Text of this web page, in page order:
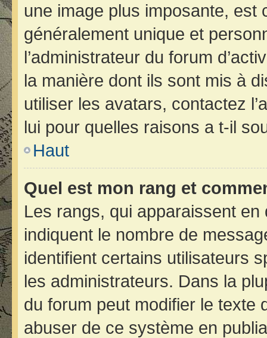
une image plus imposante, est
généralement unique et
l’administrateur du forum
la manière dont ils sont mis à
utiliser les avatars, contactez
lui pour quelles raisons a t-il
Haut
Quel est mon rang et
Les rangs, qui apparaissent en
indiquent le nombre de
identifient certains utilisateurs
les administrateurs. Dans la
du forum peut modifier le texte
abuser de ce système en